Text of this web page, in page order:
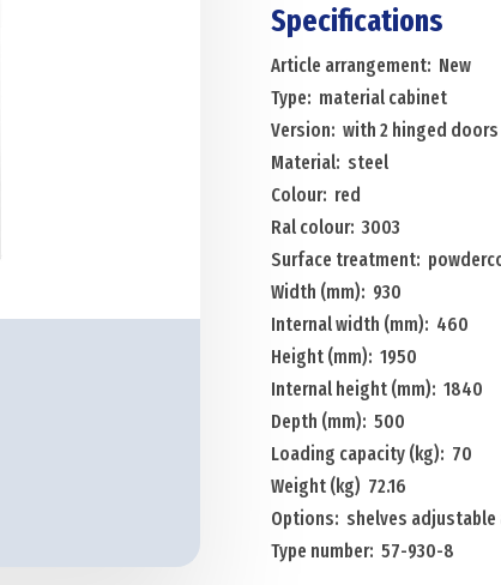
2
hinged
doors
and
8
floors
Menge
Specifications
Article arrangement: New
Type: material cabinet
Version: with 2 hinged
Material: steel
Colour: red
Ral colour: 3003
Surface treatment:
Width (mm): 930
Internal width (mm): 460
Height (mm): 1950
Internal height (mm): 1840
Depth (mm): 500
Loading capacity (kg): 70
Weight (kg) 72.16
Options: shelves adjustable
Type number: 57-930-8